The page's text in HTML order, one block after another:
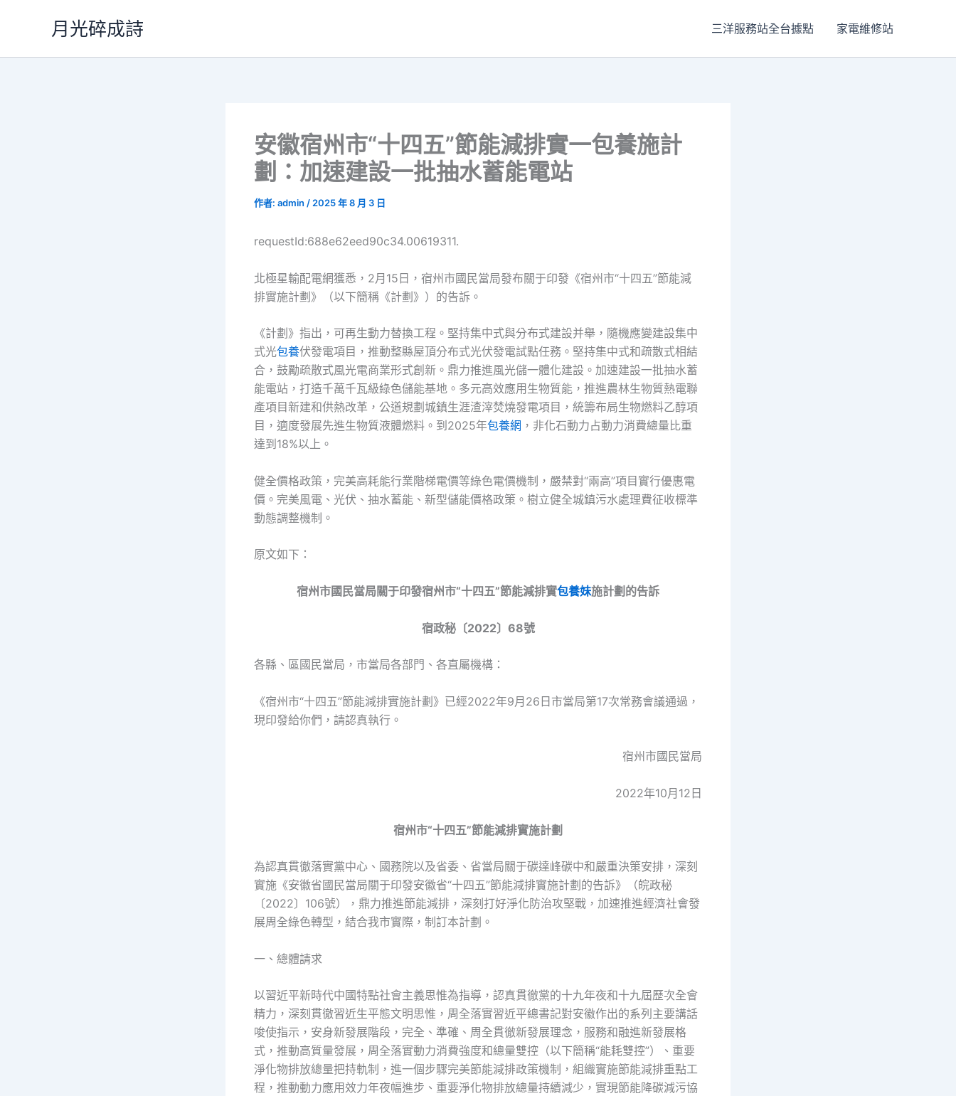
月光碎成詩 三洋服務站全台據點 家電維修站
安徽宿州市“十四五”節能減排實一包養施計
劃：加速建設一批抽水蓄能電站
作者: admin / 2025 年 8 月 3 日
requestId:688e62eed90c34.00619311.
北極星輸配電網獲悉，2月15日，宿州市國民當局發布關于印發《宿州市“十四五”節能減
排實施計劃》（以下簡稱《計劃》）的告訴。
《計劃》指出，可再生動力替換工程。堅持集中式與分布式建設并舉，隨機應變建設集中
式光包養伏發電項目，推動整縣屋頂分布式光伏發電試點任務。堅持集中式和疏散式相結
合，鼓勵疏散式風光電商業形式創新。鼎力推進風光儲一體化建設。加速建設一批抽水蓄
能電站，打造千萬千瓦級綠色儲能基地。多元高效應用生物質能，推進農林生物質熱電聯
產項目新建和供熱改革，公道規劃城鎮生涯渣滓焚燒發電項目，統籌布局生物燃料乙醇項
目，適度發展先進生物質液體燃料。到2025年包養網 ，非化石動力占動力消費總量比重
達到18%以上。
健全價格政策，完美高耗能行業階梯電價等綠色電價機制，嚴禁對“兩高”項目實行優惠電
價。完美風電、光伏、抽水蓄能、新型儲能價格政策。樹立健全城鎮污水處理費征收標準
動態調整機制。
原文如下：
宿州市國民當局關于印發宿州市“十四五”節能減排實包養妹施計劃的告訴
宿政秘〔2022〕68號
各縣、區國民當局，市當局各部門、各直屬機構：
《宿州市“十四五”節能減排實施計劃》已經2022年9月26日市當局第17次常務會議通過，
現印發給你們，請認真執行。
宿州市國民當局
2022年10月12日
宿州市“十四五”節能減排實施計劃
為認真貫徹落實黨中心、國務院以及省委、省當局關于碳達峰碳中和嚴重決策安排，深刻
實施《安徽省國民當局關于印發安徽省“十四五”節能減排實施計劃的告訴》（皖政秘
〔2022〕106號），鼎力推進節能減排，深刻打好淨化防治攻堅戰，加速推進經濟社會發
展周全綠色轉型，結合我市實際，制訂本計劃。
一、總體請求
以習近平新時代中國特點社會主義思惟為指導，認真貫徹黨的十九年夜和十九屆歷次全會
精力，深刻貫徹習近生平態文明思惟，周全落實習近平總書記對安徽作出的系列主要講話
唆使指示，安身新發展階段，完全、準確、周全貫徹新發展理念，服務和融進新發展格
式，推動高質量發展，周全落實動力消費強度和總量雙控（以下簡稱“能耗雙控”）、重要
淨化物排放總量把持軌制，進一個步驟完美節能減排政策機制，組織實施節能減排重點工
程，推動動力應用效力年夜幅進步、重要淨化物排放總量持續減少，實現節能降碳減污協